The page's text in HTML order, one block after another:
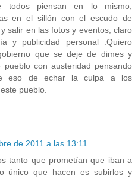
todos piensan en lo mismo,
en el sillón con el escudo de
salir en las fotos y eventos, claro
y publicidad personal .Quiero
que se deje de dimes y
con austeridad pensando
eso de echar la culpa a los
pueblo.
de 2011 a las 13:11
tanto que prometían que iban a
único que hacen es subirlos y